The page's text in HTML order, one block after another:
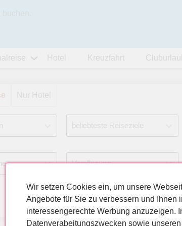
Hotel Kreuzfahrt
Wir setzen Cookies ein, um unsere
Angebote für Sie zu verbessern und Ihnen
interessengerechte Werbung anzuzeigen.
Datenverabeitungszwecken sowie